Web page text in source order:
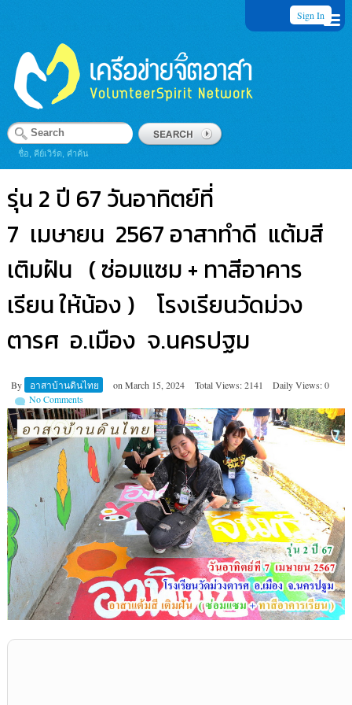
Sign In
ชื่อ, คีย์เวิร์ด, คำค้น
รุ่น 2 ปี 67 วันอาทิตย์ที่
7 เมษายน 2567 อาสาทำดี แต้มสี
เติมฝัน ( ซ่อมแซม + ทาสีอาคาร
เรียน ให้น้อง ) โรงเรียนวัดม่วง
ตารศ อ.เมือง จ.นครปฐม
By อาสาบ้านดินไทย on March 15, 2024 Total Views: 2141
Daily Views: 0
No Comments